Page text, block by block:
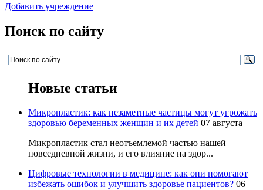
Добавить учреждение
Поиск по сайту
Новые статьи
Микропластик: как незаметные частицы могут угрожать
здоровью беременных женщин и их детей 07 августа
Микропластик стал неотъемлемой частью нашей
повседневной жизни, и его влияние на здор...
Цифровые технологии в медицине: как они помогают
избежать ошибок и улучшить здоровье пациентов? 06